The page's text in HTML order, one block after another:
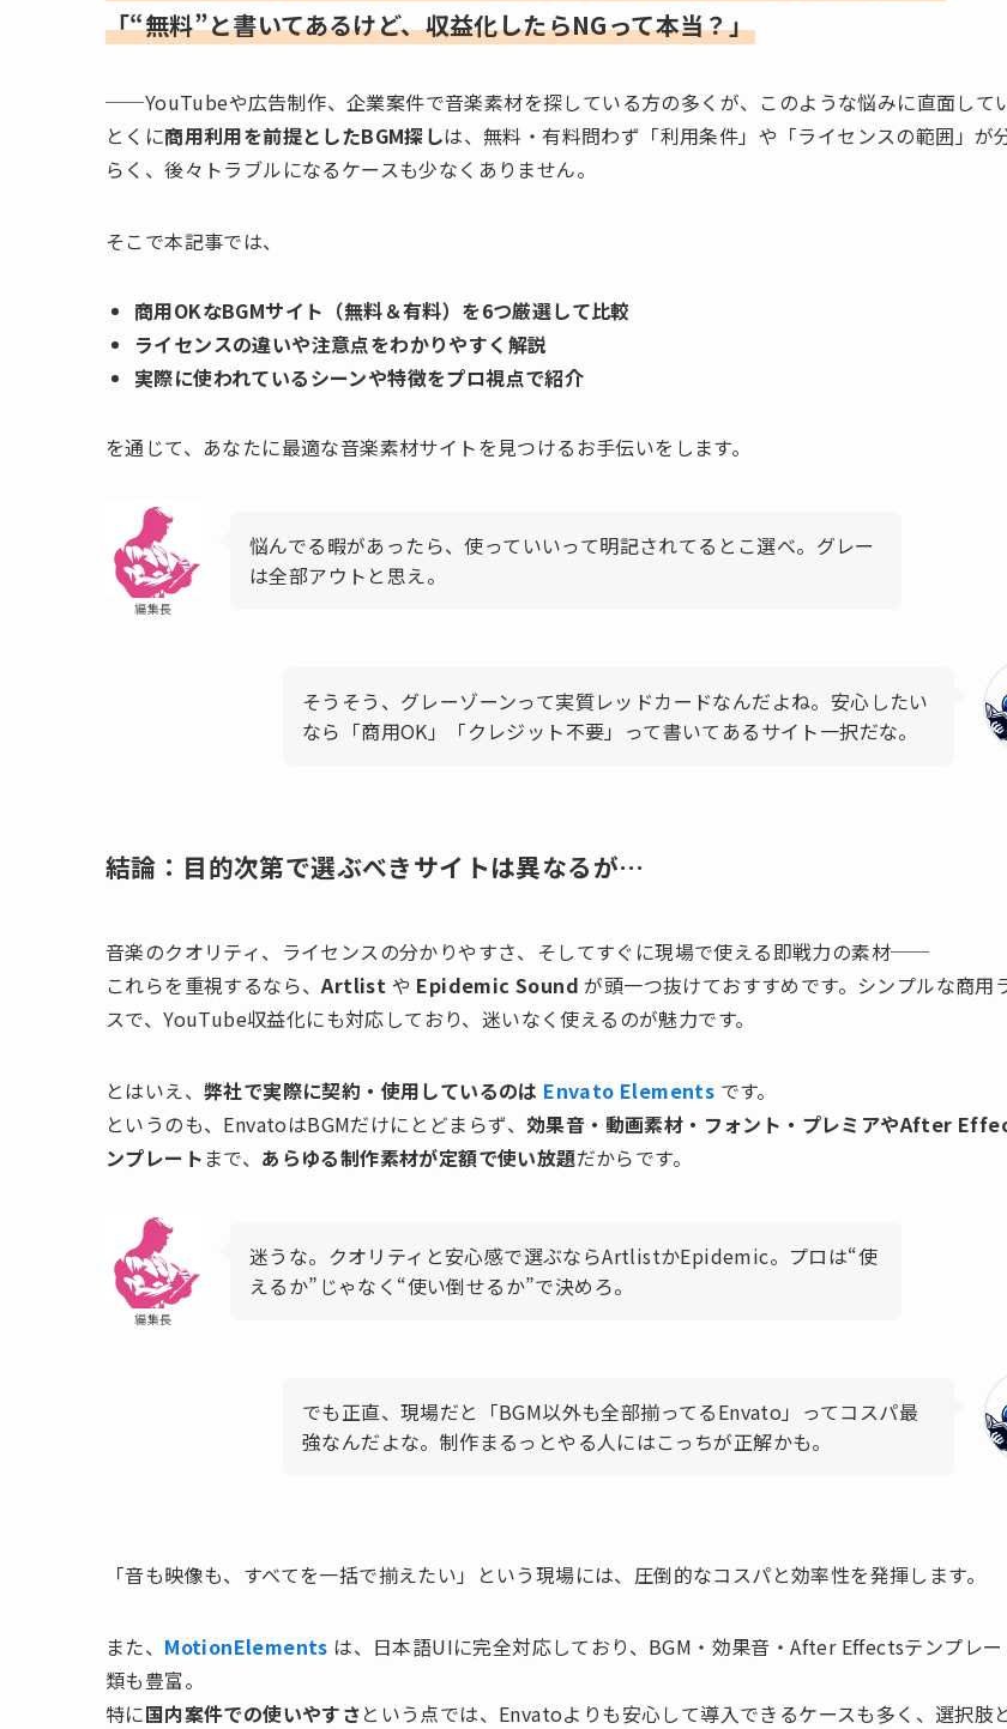
「“無料”と書いてあるけど、収益化したらNGって本当？」
──YouTubeや広告制作、企業案件で音楽素材を探している方の多くが、このような悩みに直面してい
とくに商用利用を前提としたBGM探しは、無料・有料問わず「利用条件」や「ライセンスの範囲」が
らく、後々トラブルになるケースも少なくありません。
そこで本記事では、
商用OKなBGMサイト（無料＆有料）を6つ厳選して比較
ライセンスの違いや注意点をわかりやすく解説
実際に使われているシーンや特徴をプロ視点で紹介
を通じて、あなたに最適な音楽素材サイトを見つけるお手伝いをします。
編集長
悩んでる暇があったら、使っていいって明記されてるとこ選べ。グレー
は全部アウトと思え。
そうそう、グレーゾーンって実質レッドカードなんだよね。安心したい
なら「商用OK」「クレジット不要」って書いてあるサイト一択だな。
結論：目的次第で選ぶべきサイトは異なるが…
音楽のクオリティ、ライセンスの分かりやすさ、そしてすぐに現場で使える即戦力の素材──
これらを重視するなら、Artlist や Epidemic Sound が頭一つ抜けておすすめです。シンプルな商用
スで、YouTube収益化にも対応しており、迷いなく使えるのが魅力です。
とはいえ、 弊社で実際に契約・使用しているのは Envato Elements です。
というのも、EnvatoはBGMだけにとどまらず、 効果音・動画素材・フォント・プレミアやAfter
ンプレート まで、 あらゆる制作素材が定額で使い放題だからです。
編集長
迷うな。クオリティと安心感で選ぶならArtlistかEpidemic。プロは“使
えるか”じゃなく“使い倒せるか”で決めろ。
でも正直、現場だと「BGM以外も全部揃ってるEnvato」ってコスパ最
強なんだよな。制作まるっとやる人にはこっちが正解かも。
「音も映像も、すべてを一括で揃えたい」という現場には、圧倒的なコスパと効率性を発揮します。
また、 MotionElements は、日本語UIに完全対応しており、BGM・効果音・After Effectsテンプレー
類も豊富。
特に国内案件での使いやすさという点では、Envatoよりも安心して導入できるケースも多く、選択肢